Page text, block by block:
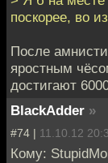
поскорее, во
После
яростным
достигают
BlackAdder »
#74 | 11.10.12
Кому: